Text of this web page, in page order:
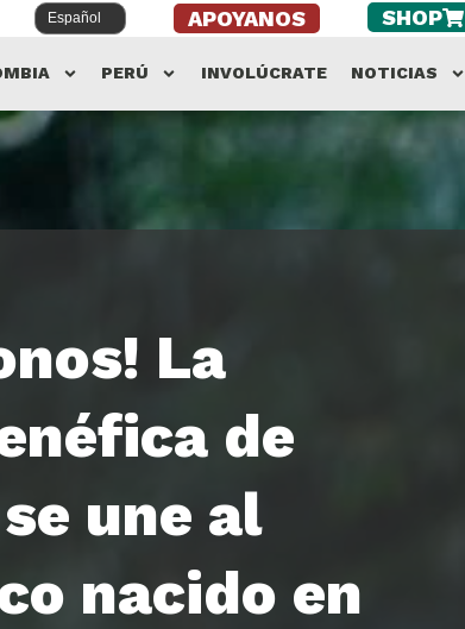
APOYANOS SHOP
PERÚ INVOLÚCRATE NOTICIAS
La
de
une al
nacido en